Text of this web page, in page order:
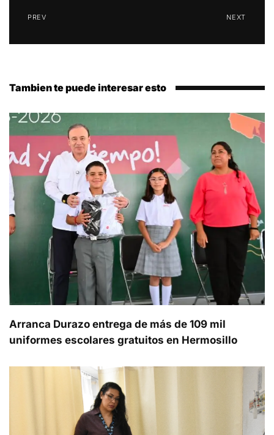
PREV NEXT
Tambien te puede interesar esto
Arranca Durazo entrega de más de 109 mil
uniformes escolares gratuitos en Hermosillo